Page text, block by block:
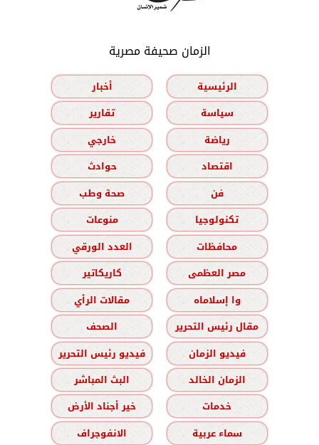
الزمان صحيفة مصرية
الرئيسية
أخبار
سياسة
تقارير
رياضة
خارجي
اقتصاد
حوادث
فن
صحة وطب
تكنولوجيا
منوعات
محافظات
العدد الورقي
مصر العظمى
كاريكاتير
وا إسلاماه
مقالات الرأي
مقال رئيس التحرير
الصحف
فيديو الزمان
فيديو رئيس التحرير
الزمان الخالد
البث المباشر
خدمات
خير أجناد الأرض
سماء عربية
الانفوجراف